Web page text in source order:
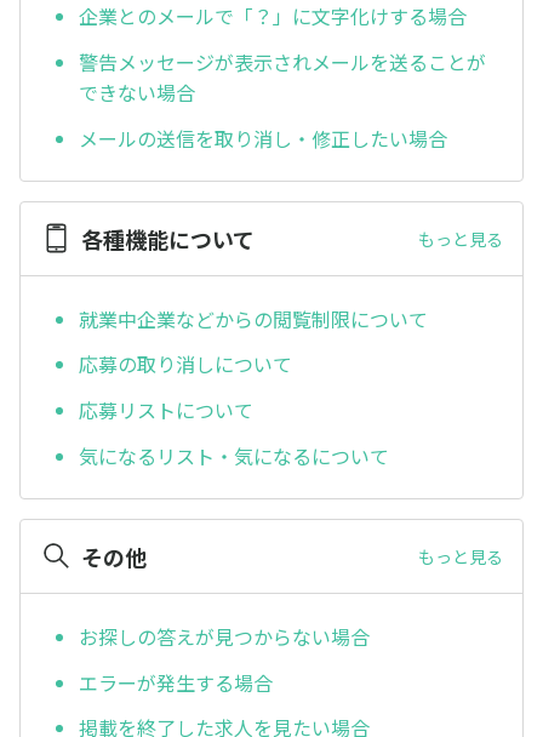
企業とのメールで「？」に文字化けする場合
警告メッセージが表示されメールを送ることが
できない場合
メールの送信を取り消し・修正したい場合
各種機能について もっと見る
就業中企業などからの閲覧制限について
応募の取り消しについて
応募リストについて
気になるリスト・気になるについて
その他 もっと見る
お探しの答えが見つからない場合
エラーが発生する場合
掲載を終了した求人を見たい場合